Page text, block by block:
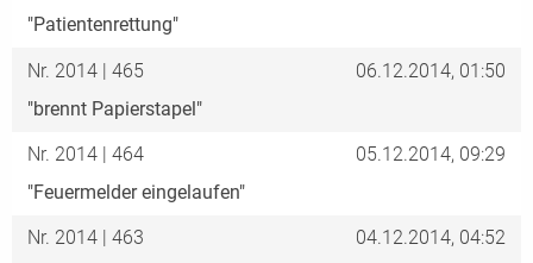
"Patientenrettung"
Nr. 2014 | 465
"brennt Papierstapel"
06.12.2014, 01:50
Nr. 2014 | 464
"Feuermelder eingelaufen"
05.12.2014, 09:29
Nr. 2014 | 463
04.12.2014, 04:52